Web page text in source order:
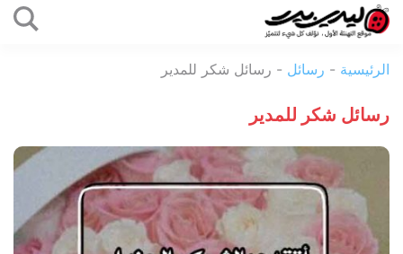
المحتوى
بيرد
الرئيسية - رسائل - رسائل شكر للمدير
رسائل شكر للمدير